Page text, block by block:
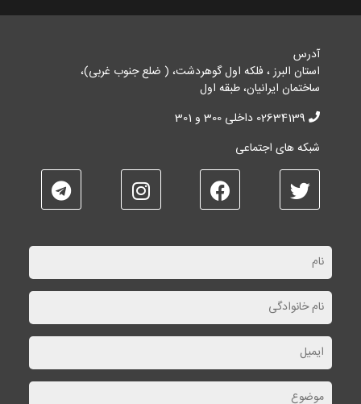
آدرس
استان البرز ، فلکه اول گوهردشت، ( ضلع جنوب غربی)،
ساختمان ایرانیان، طبقه اول
02634139 داخلی 300 و 301
شبکه های اجتماعی